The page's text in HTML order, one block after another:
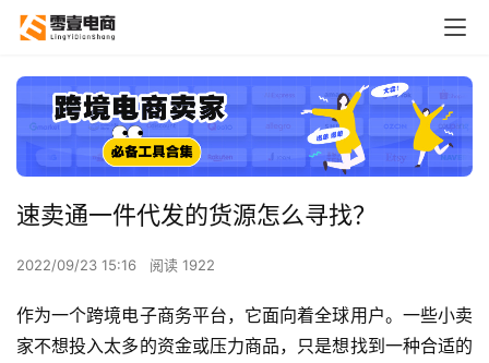
速卖通一件代发的货源怎么寻找？
2022/09/23 15:16 阅读 1922
作为一个跨境电子商务平台，它面向着全球用户。一些小卖
家不想投入太多的资金或压力商品，只是想找到一种合适的